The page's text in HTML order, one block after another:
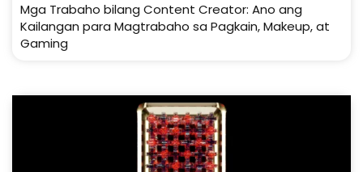
Mga Trabaho bilang Content Creator: Ano ang
Kailangan para Magtrabaho sa Pagkain, Makeup, at
Gaming